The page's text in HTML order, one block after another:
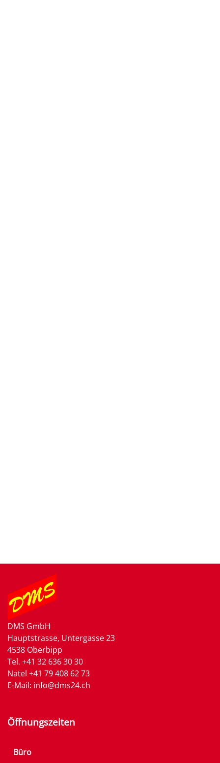
DMS GmbH
Hauptstrasse, Untergasse 23
4538 Oberbipp
Tel. +41 32 636 30 30
Natel +41 79 408 62 73
E-Mail: info@dms24.ch
Öffnungszeiten
Büro